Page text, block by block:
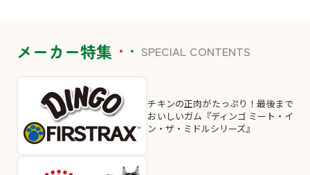
メーカー特集 SPECIAL CONTENTS
チキンの正肉がたっぷり！最後まで
おいしいガム『ディンゴ ミート・イ
ン・ザ・ミドルシリーズ』